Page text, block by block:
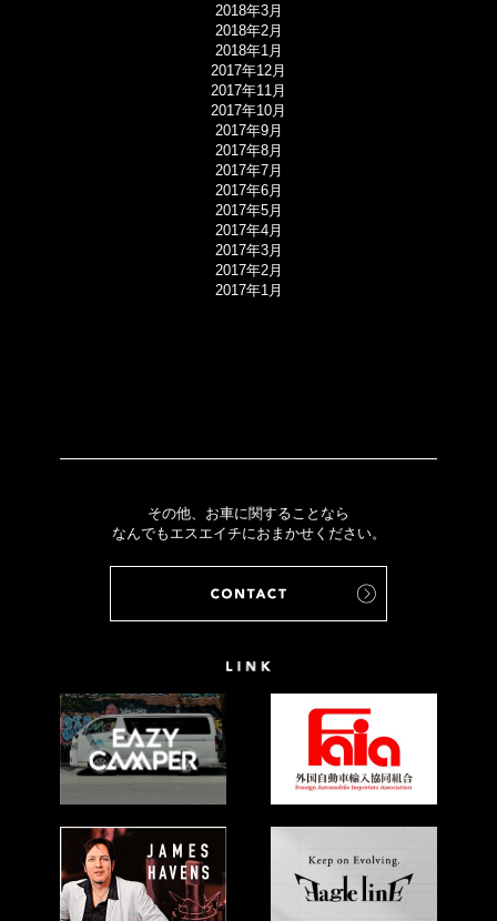
2018年3月
2018年2月
2018年1月
2017年12月
2017年11月
2017年10月
2017年9月
2017年8月
2017年7月
2017年6月
2017年5月
2017年4月
2017年3月
2017年2月
2017年1月
その他、お車に関することなら
なんでもエスエイチにおまかせください。